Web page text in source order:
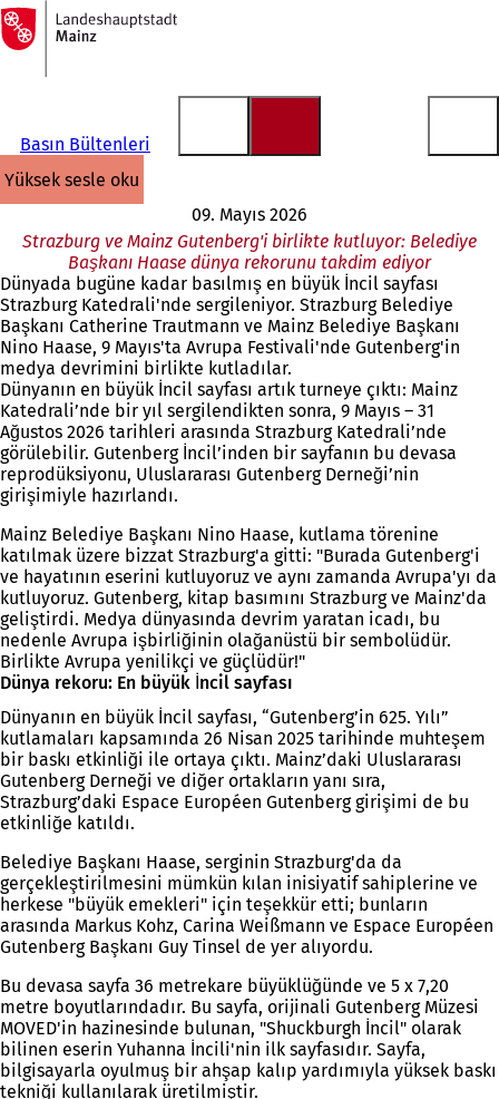
İçeriğe atla
Ana
sayfaya
Basın Bültenleri
yüksek sesle oku
09. Mayıs 2026
Strazburg ve Mainz Gutenberg'i birlikte kutluyor: Belediye
Başkanı Haase dünya rekorunu takdim ediyor
Dünyada bugüne kadar basılmış en büyük İncil sayfası
Strazburg Katedrali'nde sergileniyor. Strazburg Belediye
Başkanı Catherine Trautmann ve Mainz Belediye Başkanı
Nino Haase, 9 Mayıs'ta Avrupa Festivali'nde Gutenberg'in
medya devrimini birlikte kutladılar.
Dünyanın en büyük İncil sayfası artık turneye çıktı: Mainz
Katedrali’nde bir yıl sergilendikten sonra, 9 Mayıs – 31
Ağustos 2026 tarihleri arasında Strazburg Katedrali’nde
görülebilir. Gutenberg İncil’inden bir sayfanın bu devasa
reprodüksiyonu, Uluslararası Gutenberg Derneği’nin
girişimiyle hazırlandı.
Mainz Belediye Başkanı Nino Haase, kutlama törenine
katılmak üzere bizzat Strazburg'a gitti: "Burada Gutenberg'i
ve hayatının eserini kutluyoruz ve aynı zamanda Avrupa'yı da
kutluyoruz. Gutenberg, kitap basımını Strazburg ve Mainz'da
geliştirdi. Medya dünyasında devrim yaratan icadı, bu
nedenle Avrupa işbirliğinin olağanüstü bir sembolüdür.
Birlikte Avrupa yenilikçi ve güçlüdür!"
Dünya rekoru: En büyük İncil sayfası
Dünyanın en büyük İncil sayfası, “Gutenberg’in 625. Yılı”
kutlamaları kapsamında 26 Nisan 2025 tarihinde muhteşem
bir baskı etkinliği ile ortaya çıktı. Mainz’daki Uluslararası
Gutenberg Derneği ve diğer ortakların yanı sıra,
Strazburg’daki Espace Européen Gutenberg girişimi de bu
etkinliğe katıldı.
Belediye Başkanı Haase, serginin Strazburg'da da
gerçekleştirilmesini mümkün kılan inisiyatif sahiplerine ve
herkese "büyük emekleri" için teşekkür etti; bunların
arasında Markus Kohz, Carina Weißmann ve Espace Européen
Gutenberg Başkanı Guy Tinsel de yer alıyordu.
Bu devasa sayfa 36 metrekare büyüklüğünde ve 5 x 7,20
metre boyutlarındadır. Bu sayfa, orijinali Gutenberg Müzesi
MOVED'in hazinesinde bulunan, "Shuckburgh İncil" olarak
bilinen eserin Yuhanna İncili'nin ilk sayfasıdır. Sayfa,
bilgisayarla oyulmuş bir ahşap kalıp yardımıyla yüksek baskı
tekniği kullanılarak üretilmiştir.